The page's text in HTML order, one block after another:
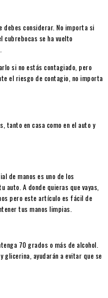
considerar. No importa si
cubrebocas se ha vuelto
si no estás contagiado, pero
el riesgo de contagio, no importa
tanto en casa como en el auto y
de manos es uno de los
A donde quieras que vayas,
pero este artículo es fácil de
tus manos limpias.
70 grados o más de alcohol.
glicerina, ayudarán a evitar que se